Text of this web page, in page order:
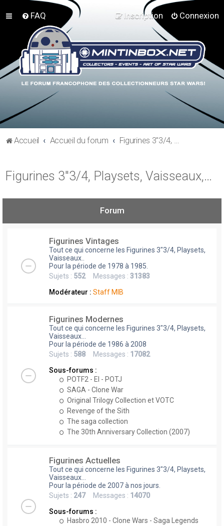
FAQ Connexion
Inscription
Accueil Accueil du forum Figurines 3"3/4, Playsets, Vaisseaux,…
Figurines 3"3/4, Playsets, Vaisseaux,…
Forum
Figurines Vintages
Tout ce qui concerne les Figurines 3"3/4, Playsets,
Vaisseaux..
Pour la période de 1978 à 1985.
Sujets : 552Messages : 31383
Modérateur : Staff MIB
Figurines Modernes
Tout ce qui concerne les Figurines 3"3/4, Playsets,
Vaisseaux...
Pour la période de 1986 à 2008
Sujets : 588 Messages : 17082
Sous-forums :
POTF2 - EI - POTJ
SAGA - Clone War
Original Trilogy Collection et VOTC
Revenge of the Sith
The saga collection
The 30th Anniversary Collection (2007)
Figurines Actuelles
Tout ce qui concerne les Figurines 3"3/4, Playsets,
Vaisseaux...
Pour la période de 2007 à nos jours.
Sujets : 247Messages : 14070
Sous-forums :
Hasbro 2010 - Clone Wars - Saga Legends